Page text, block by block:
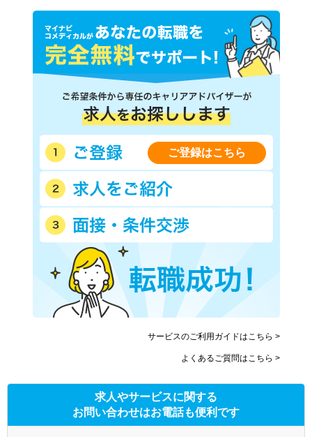
ご登録はこちら
サービスのご利用ガイドはこちら >
よくあるご質問はこちら >
求人やサービスに関する
お問い合わせはお電話も便利です